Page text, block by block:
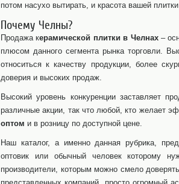
потом насухо вытирать, и красота вашей
Почему Челны?
Продажа керамической плитки в Челнах–
плюсом данного сегмента рынка торговли.
относиться к качеству продукции, более
доверия и высоких продаж.
Высокий уровень конкуренции заставляет
различные акции, так что любой, кто желает
оптом и в розницу по доступной цене.
Наш каталог, а именно данная рубрика,
оптовик или обычный человек которому
производители, которым можно смело